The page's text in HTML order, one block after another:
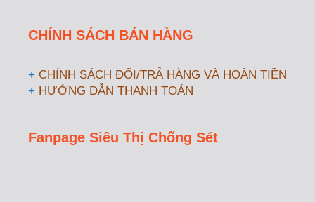
CHÍNH SÁCH BÁN HÀNG
+ CHÍNH SÁCH ĐỔI/TRẢ HÀNG VÀ HOÀN TIỀN
+ HƯỚNG DẪN THANH TOÁN
Fanpage Siêu Thị Chống Sét